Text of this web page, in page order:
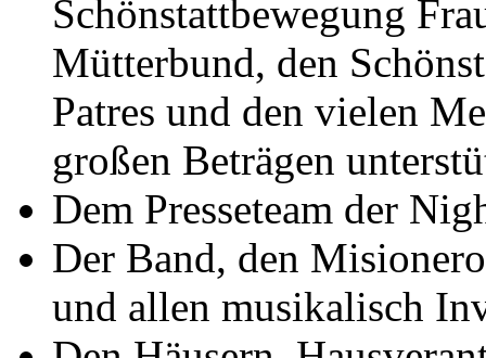
Schönstattbewegung
Mütterbund, den
Patres und den vielen
großen Beträgen
Dem Presseteam der
Der Band, den
und allen musikalisch